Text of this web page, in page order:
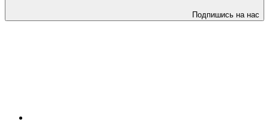
Подпишись на нас